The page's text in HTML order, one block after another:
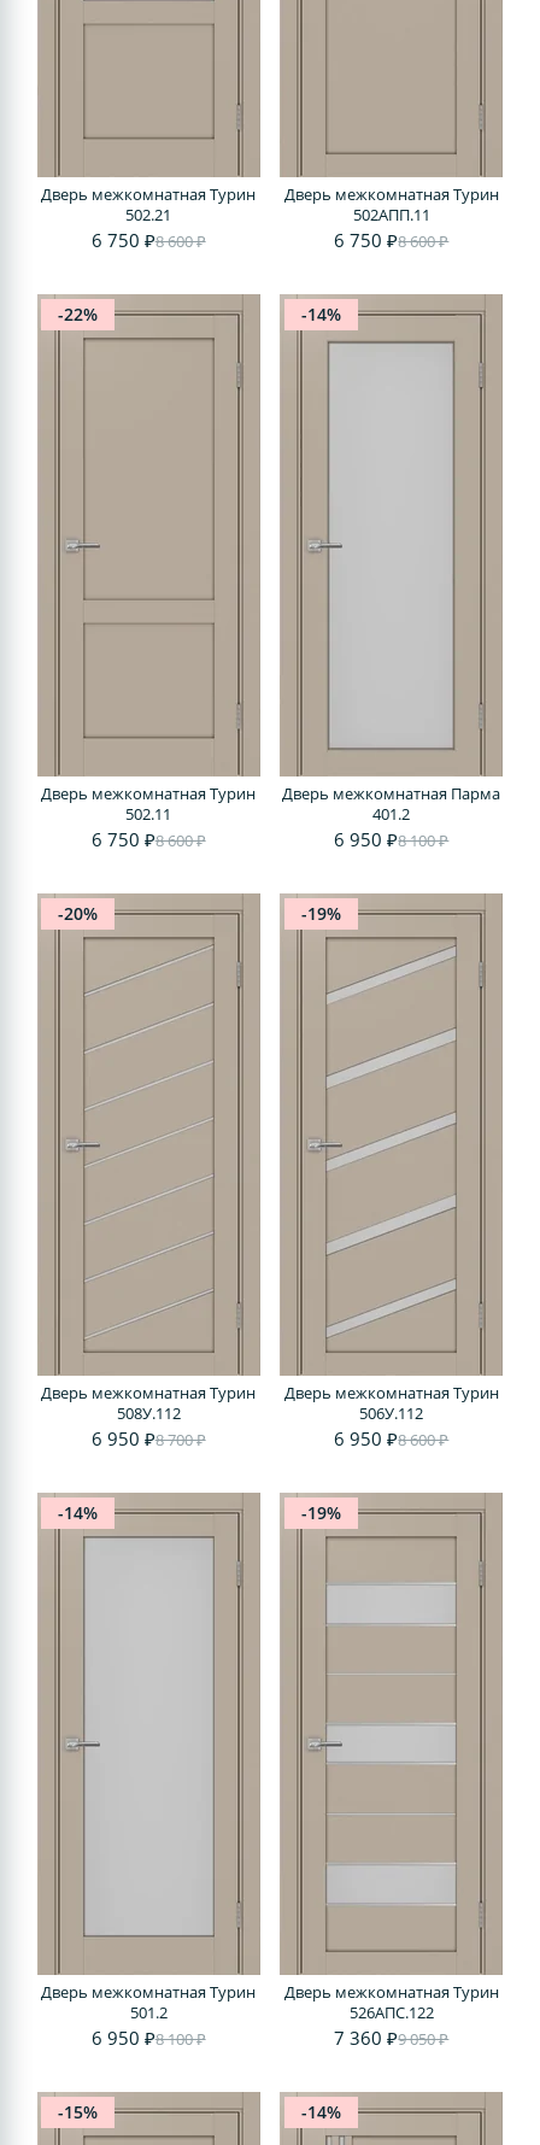
Дверь межкомнатная Турин
502.21
6 750 ₽8 600 ₽
Дверь межкомнатная Турин
502АПП.11
6 750 ₽8 600 ₽
-22%
Дверь межкомнатная Турин
502.11
6 750 ₽8 600 ₽
-14%
Дверь межкомнатная Парма
401.2
6 950 ₽8 100 ₽
-20%
Дверь межкомнатная Турин
508У.112
6 950 ₽8 700 ₽
-19%
Дверь межкомнатная Турин
506У.112
6 950 ₽8 600 ₽
-14%
Дверь межкомнатная Турин
501.2
6 950 ₽8 100 ₽
-19%
Дверь межкомнатная Турин
526АПС.122
7 360 ₽9 050 ₽
-15% -14%